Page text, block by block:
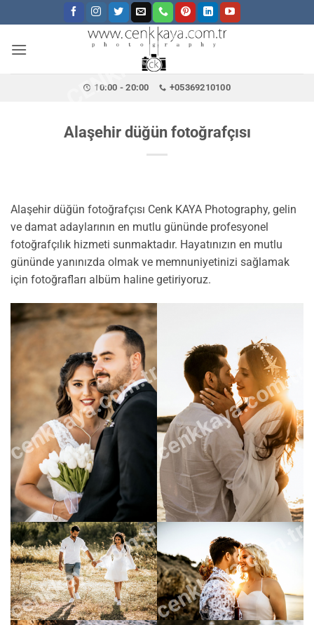
atla
CENKKAYA.COM.TR
10:00 - 20:00 +05369210100
Alaşehir düğün fotoğrafçısı
Alaşehir düğün fotoğrafçısı Cenk KAYA Photography, gelin
ve damat adaylarının en mutlu gününde profesyonel
fotoğrafçılık hizmeti sunmaktadır. Hayatınızın en mutlu
gününde yanınızda olmak ve memnuniyetinizi sağlamak
için fotoğrafları albüm haline getiriyoruz.
cenkkaya.com.trcenkkaya.com.tr
cenkkaya.com.trcenkkaya.com.tr